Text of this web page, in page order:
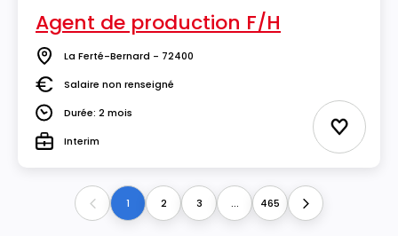
Agent de production F/H
Lieu La Ferté-Bernard - 72400
SalaireSalaire non renseigné
DuréeDurée: 2 mois
TypeInterim Ajouter
Previous1 2 3 ... 465 Next